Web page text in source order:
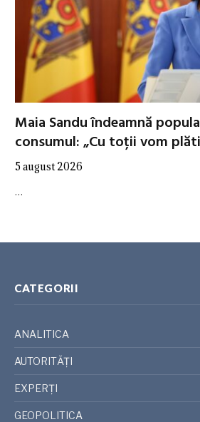
Maia Sandu îndeamnă
consumul: „Cu toții vom
5 august 2026
…
CATEGORII
ANALITICA
AUTORITĂȚI
EXPERȚI
GEOPOLITICA